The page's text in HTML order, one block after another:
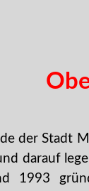
der Stadt
darauf
1993